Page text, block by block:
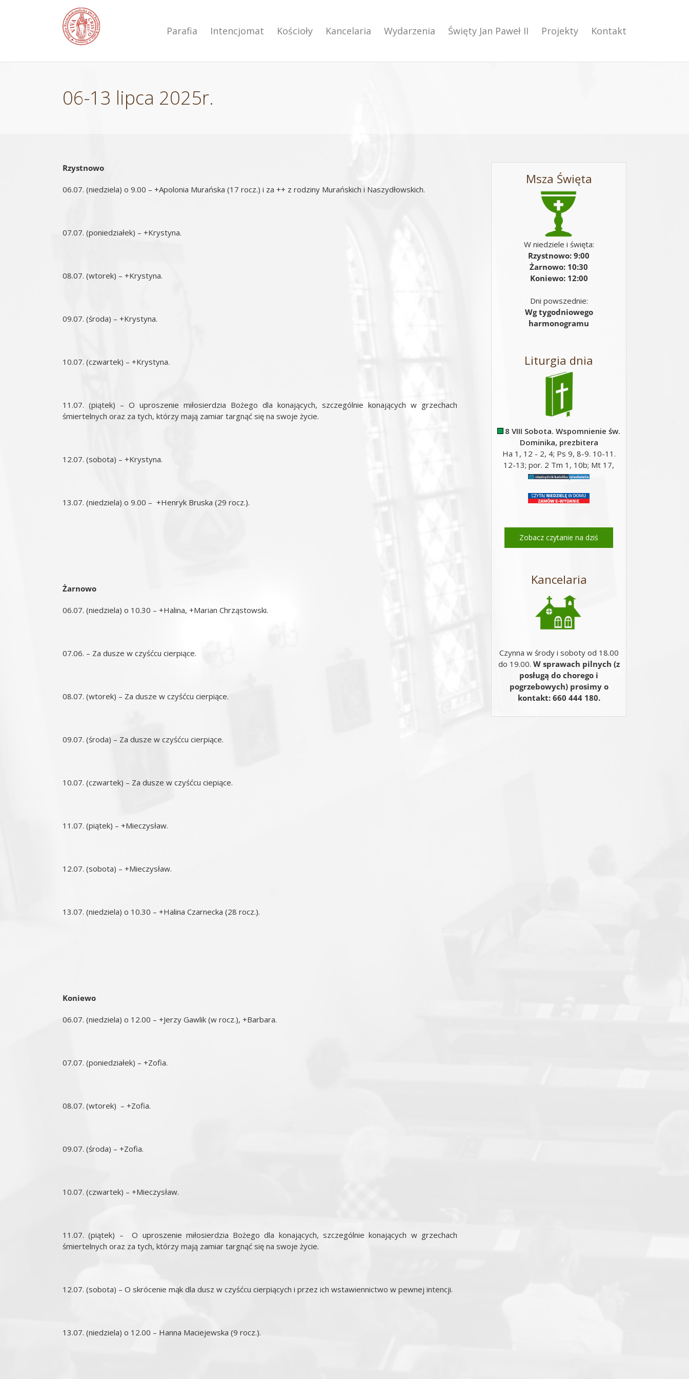
Parafia Intencjomat Kościoły Kancelaria Wydarzenia Święty Jan Paweł II Projekty Kontakt
06-13 lipca 2025r.
Rzystnowo
06.07. (niedziela) o 9.00 – +Apolonia Murańska (17 rocz.) i za ++ z rodziny Murańskich i Naszydłowskich.
07.07. (poniedziałek) – +Krystyna.
08.07. (wtorek) – +Krystyna.
09.07. (środa) – +Krystyna.
10.07. (czwartek) – +Krystyna.
11.07. (piątek) – O uproszenie miłosierdzia Bożego dla konających, szczególnie konających w grzechach
śmiertelnych oraz za tych, którzy mają zamiar targnąć się na swoje życie.
12.07. (sobota) – +Krystyna.
13.07. (niedziela) o 9.00 – +Henryk Bruska (29 rocz.).
Żarnowo
06.07. (niedziela) o 10.30 – +Halina, +Marian Chrząstowski.
07.06. – Za dusze w czyśćcu cierpiące.
08.07. (wtorek) – Za dusze w czyśćcu cierpiące.
09.07. (środa) – Za dusze w czyśćcu cierpiące.
10.07. (czwartek) – Za dusze w czyśćcu ciepiące.
11.07. (piątek) – +Mieczysław.
12.07. (sobota) – +Mieczysław.
13.07. (niedziela) o 10.30 – +Halina Czarnecka (28 rocz.).
Koniewo
06.07. (niedziela) o 12.00 – +Jerzy Gawlik (w rocz.), +Barbara.
07.07. (poniedziałek) – +Zofia.
08.07. (wtorek) – +Zofia.
09.07. (środa) – +Zofia.
10.07. (czwartek) – +Mieczysław.
11.07. (piątek) – O uproszenie miłosierdzia Bożego dla konających, szczególnie konających w grzechach
śmiertelnych oraz za tych, którzy mają zamiar targnąć się na swoje życie.
12.07. (sobota) – O skrócenie mąk dla dusz w czyśćcu cierpiących i przez ich wstawiennictwo w pewnej intencji.
13.07. (niedziela) o 12.00 – Hanna Maciejewska (9 rocz.).
Msza Święta
W niedziele i święta:
Rzystnowo: 9:00
Żarnowo: 10:30
Koniewo: 12:00
Dni powszednie:
Wg tygodniowego
harmonogramu
Liturgia dnia
8 VIII Sobota. Wspomnienie św.
Dominika, prezbitera
Ha 1, 12 - 2, 4; Ps 9, 8-9. 10-11.
12-13; por. 2 Tm 1, 10b; Mt 17,
14-20;
Zobacz czytanie na dziś
Kancelaria
Czynna w środy i soboty od 18.00
do 19.00. W sprawach pilnych (z
posługą do chorego i
pogrzebowych) prosimy o
kontakt: 660 444 180.